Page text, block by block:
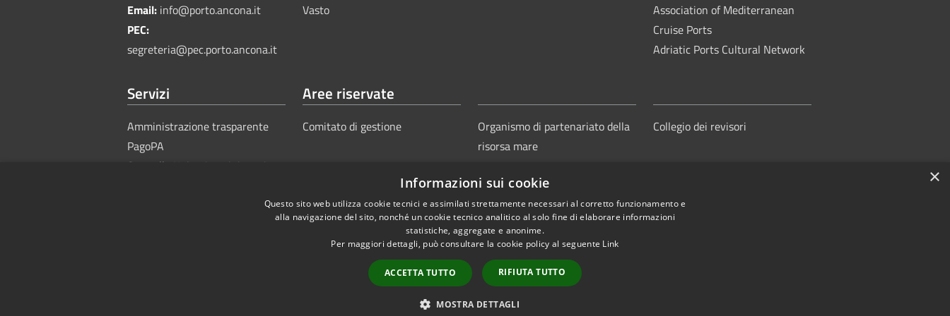
Email: info@porto.ancona.it
PEC:
segreteria@pec.porto.ancona.it
Vasto
Association of Mediterranean
Cruise Ports
Adriatic Ports Cultural Network
Servizi
Amministrazione trasparente
PagoPA
Sportello Unico Amministrativo
Aree riservate
Comitato di gestione
Organismo di partenariato della
risorsa mare
Collegio dei revisori
Sitemap Copyright © 2025Autorità di Sistema Portuale del Mare
×
Informazioni sui cookie
Questo sito web utilizza cookie tecnici e assimilati strettamente necessari al corretto funzionamento e
alla navigazione del sito, nonché un cookie tecnico analitico al solo fine di elaborare informazioni
statistiche, aggregate e anonime.
Per maggiori dettagli, può consultare la cookie policy al seguente Link
ACCETTA TUTTO RIFIUTA TUTTO
MOSTRA DETTAGLI